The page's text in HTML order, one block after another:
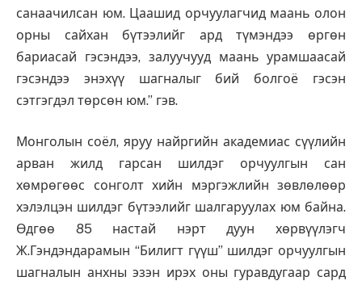
санаачилсан юм. Цаашид орчуулагчид маань олон
орны сайхан бүтээлийг ард түмэндээ өргөн
бариасай гэсэндээ, залуучууд маань урамшаасай
гэсэндээ энэхүү шагналыг бий болгоё гэсэн
сэтгэгдэл төрсөн юм.” гэв.
Монголын соёл, яруу найргийн академиас сүүлийн
арван жилд гарсан шилдэг орчуулгын сан
хөмрөгөөс сонголт хийн мэргэжлийн зөвлөлөөр
хэлэлцэн шилдэг бүтээлийг шалгаруулах юм байна.
Өдгөө 85 настай нэрт дуун хөрвүүлэгч
Ж.Гэндэндарамын “Билигт гүүш” шилдэг орчуулгын
шагналын анхны эзэн ирэх оны гуравдугаар сард